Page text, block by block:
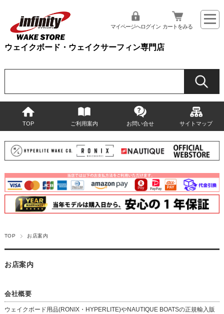
ウェイクボード・ウェイクサーフィン専門店
マイページへログイン カートをみる
TOP ご利用案内 お問い合せ サイトマップ
TOP お店案内
お店案内
会社概要
ウェイクボード用品(RONIX・HYPERLITE)やNAUTIQUE BOATSの正規輸入販